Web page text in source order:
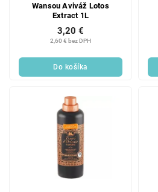
Wansou Aviváž Lotos
Extract 1L
2,60 € bez DPH
3,20 €
Do košíka